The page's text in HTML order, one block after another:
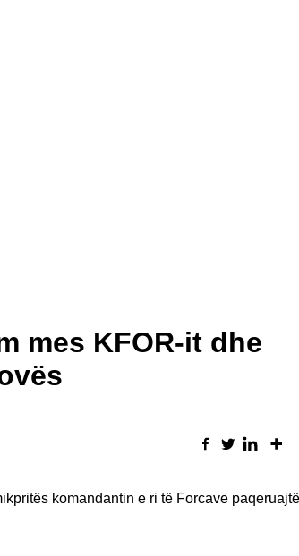
mes KFOR-it dhe
komandantin e ri të Forcave